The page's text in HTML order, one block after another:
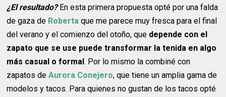
¿El resultado? En esta primera propuesta opté por una falda
de gaza de Roberta que me parece muy fresca para el final
del verano y el comienzo del otoño, que depende con el
zapato que se use puede transformar la tenida en algo
más casual o formal. Por lo mismo la combiné con
zapatos deAurora Conejero, que tiene un amplia gama de
modelos y tacos. Para quienes no gustan de los tacos opté